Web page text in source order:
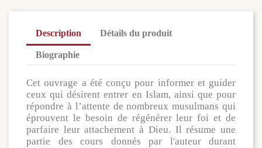
Description Détails du produit
Biographie
Cet ouvrage a été conçu pour informer et guider
ceux qui désirent entrer en Islam, ainsi que pour
répondre à l’attente de nombreux musulmans qui
éprouvent le besoin de régénérer leur foi et de
parfaire leur attachement à Dieu. Il résume une
partie des cours donnés par l'auteur durant